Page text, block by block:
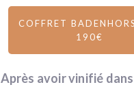
COFFRET
190€
Après avoir vinifié